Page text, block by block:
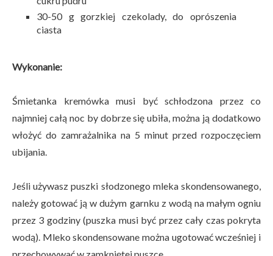
30-50 g gorzkiej czekolady, do oprószenia
ciasta
Wykonanie:
Śmietanka kremówka musi być schłodzona przez co
najmniej całą noc by dobrze się ubiła, można ją dodatkowo
włożyć do zamrażalnika na 5 minut przed rozpoczęciem
ubijania.
Jeśli używasz puszki słodzonego mleka skondensowanego,
należy gotować ją w dużym garnku z wodą na małym ogniu
przez 3 godziny (puszka musi być przez cały czas pokryta
wodą). Mleko skondensowane można ugotować wcześniej i